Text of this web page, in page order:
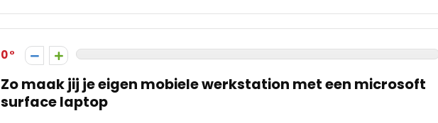
0
Zo maak jij je eigen mobiele werkstation met een microsoft
surface laptop